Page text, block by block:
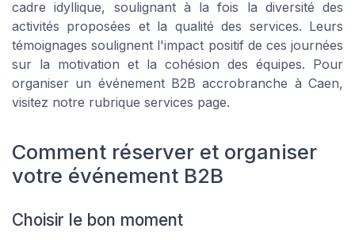
cadre idyllique, soulignant à la fois la diversité des
activités proposées et la qualité des services. Leurs
témoignages soulignent l'impact positif de ces journées
sur la motivation et la cohésion des équipes. Pour
organiser un événement B2B accrobranche à Caen,
visitez notre rubrique services page.
Comment réserver et organiser
votre événement B2B
Choisir le bon moment